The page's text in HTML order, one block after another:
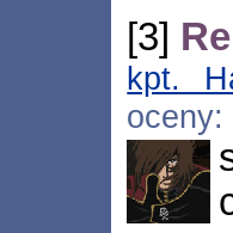
[3]
kpt.
oceny: